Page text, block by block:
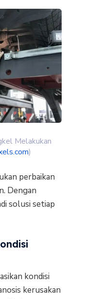
Melakukan
)
perbaikan
Dengan
solusi setiap
kondisi
kerusakan